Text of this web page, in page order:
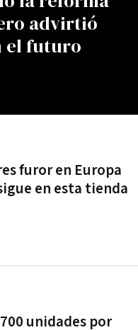
advirtió
el futuro
furor en Europa
en esta tienda
unidades por